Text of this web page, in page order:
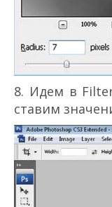
8. Идем в
ставим